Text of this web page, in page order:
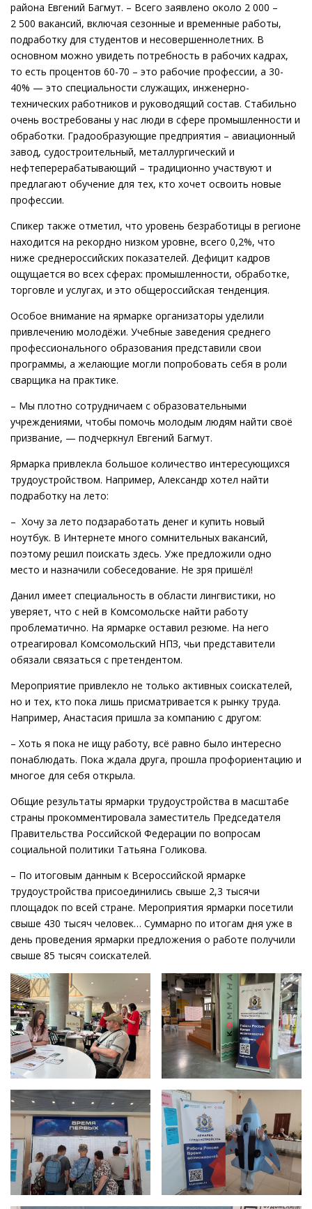
района Евгений Багмут. – Всего заявлено около 2 000 –
2 500 вакансий, включая сезонные и временные работы,
подработку для студентов и несовершеннолетних. В
основном можно увидеть потребность в рабочих кадрах,
то есть процентов 60-70 – это рабочие профессии, а 30-
40% — это специальности служащих, инженерно-
технических работников и руководящий состав. Стабильно
очень востребованы у нас люди в сфере промышленности и
обработки. Градообразующие предприятия – авиационный
завод, судостроительный, металлургический и
нефтеперерабатывающий – традиционно участвуют и
предлагают обучение для тех, кто хочет освоить новые
профессии.
Спикер также отметил, что уровень безработицы в регионе
находится на рекордно низком уровне, всего 0,2%, что
ниже среднероссийских показателей. Дефицит кадров
ощущается во всех сферах: промышленности, обработке,
торговле и услугах, и это общероссийская тенденция.
Особое внимание на ярмарке организаторы уделили
привлечению молодёжи. Учебные заведения среднего
профессионального образования представили свои
программы, а желающие могли попробовать себя в роли
сварщика на практике.
– Мы плотно сотрудничаем с образовательными
учреждениями, чтобы помочь молодым людям найти своё
призвание, — подчеркнул Евгений Багмут.
Ярмарка привлекла большое количество интересующихся
трудоустройством. Например, Александр хотел найти
подработку на лето:
– Хочу за лето подзаработать денег и купить новый
ноутбук. В Интернете много сомнительных вакансий,
поэтому решил поискать здесь. Уже предложили одно
место и назначили собеседование. Не зря пришёл!
Данил имеет специальность в области лингвистики, но
уверяет, что с ней в Комсомольске найти работу
проблематично. На ярмарке оставил резюме. На него
отреагировал Комсомольский НПЗ, чьи представители
обязали связаться с претендентом.
Мероприятие привлекло не только активных соискателей,
но и тех, кто пока лишь присматривается к рынку труда.
Например, Анастасия пришла за компанию с другом:
– Хоть я пока не ищу работу, всё равно было интересно
понаблюдать. Пока ждала друга, прошла профориентацию и
многое для себя открыла.
Общие результаты ярмарки трудоустройства в масштабе
страны прокомментировала заместитель Председателя
Правительства Российской Федерации по вопросам
социальной политики Татьяна Голикова.
– По итоговым данным к Всероссийской ярмарке
трудоустройства присоединились свыше 2,3 тысячи
площадок по всей стране. Мероприятия ярмарки посетили
свыше 430 тысяч человек… Суммарно по итогам дня уже в
день проведения ярмарки предложения о работе получили
свыше 85 тысяч соискателей.